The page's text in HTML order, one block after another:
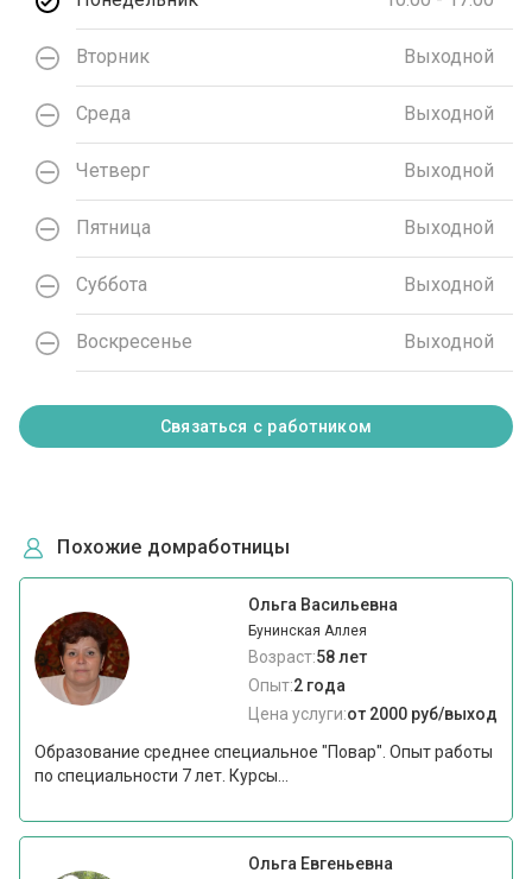
Вторник Выходной
Среда Выходной
Четверг Выходной
Пятница Выходной
Суббота Выходной
Воскресенье Выходной
Связаться с работником
Похожие домработницы
Ольга Васильевна
Бунинская Аллея
Возраст:58 лет
Опыт:2 года
Цена услуги:от 2000 руб/выход
Образование среднее специальное "Повар". Опыт работы
по специальности 7 лет. Курсы...
Ольга Евгеньевна